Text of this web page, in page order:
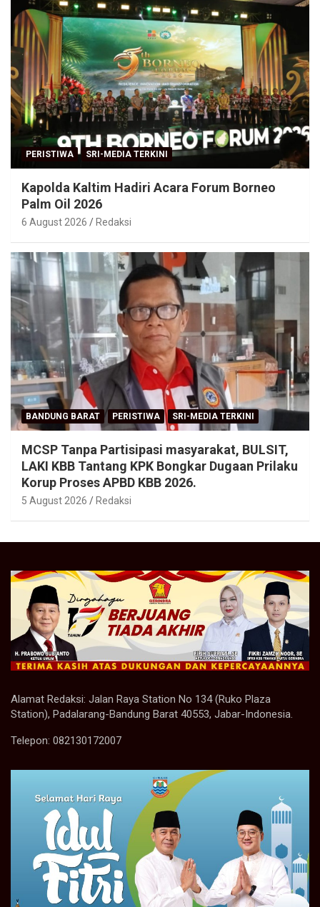
PERISTIWA SRI-MEDIA TERKINI
Kapolda Kaltim Hadiri Acara Forum Borneo
Palm Oil 2026
6 August 2026 Redaksi
BANDUNG BARAT PERISTIWA SRI-MEDIA TERKINI
MCSP Tanpa Partisipasi masyarakat, BULSIT,
LAKI KBB Tantang KPK Bongkar Dugaan Prilaku
Korup Proses APBD KBB 2026.
5 August 2026 Redaksi
Alamat Redaksi: Jalan Raya Station No 134 (Ruko Plaza
Station), Padalarang-Bandung Barat 40553, Jabar-Indonesia.
Telepon: 082130172007